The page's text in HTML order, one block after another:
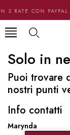
3 RATE CON
Solo in
Puoi trovare
nostri punti
Info contatti
Marynda